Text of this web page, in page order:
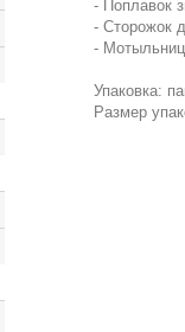
- Поплавок
- Сторожок
-
Упаковка:
Размер